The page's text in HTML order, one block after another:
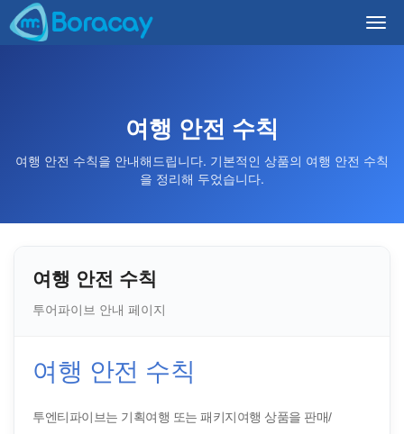
여행 안전 수칙
여행 안전 수칙을 안내해드립니다. 기본적인 상품의 여행 안전 수칙
을 정리해 두었습니다.
여행 안전 수칙
투어파이브 안내 페이지
여행 안전 수칙
투엔티파이브는 기획여행 또는 패키지여행 상품을 판매/